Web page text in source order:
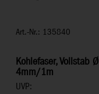
Art.-Nr.: 135840
Kohlefaser, Vollstab Ø
4mm/1m
UVP: